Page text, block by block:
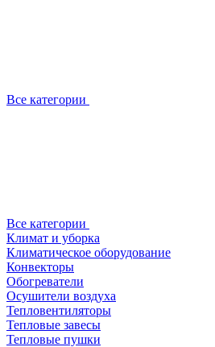
Все категории
Все категории
Климат и уборка
Климатическое оборудование
Конвекторы
Обогреватели
Осушители воздуха
Тепловентиляторы
Тепловые завесы
Тепловые пушки